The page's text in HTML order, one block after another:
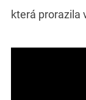
která prorazila